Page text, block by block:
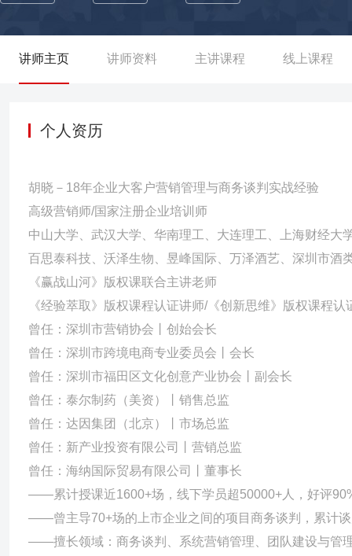
人（其中超过15人提升为各级经理）。 02-【曾代表美国泰尔制
时间实现营业额从21万到年底的2000万。打造了一支狼性团队。
队，之后根据团队特点做好制度建设，培育好团队领导层，用授
业在面对上市企业和外资企业强劲对手的情况下，谈下了壳牌、
导BST成为当下汽车后市场细分领域的头部企业。 06-【香港万
陪伴成长，在资源有限的状态下把培养学用到极致，企业开发了
业把厚利适销应用得很好。 07-【JCG路由器营销辅导项目咨询】
币。 08-【跨境电商企业产品创新项目辅导】 开发出浮潜面罩，
【深圳麦轩月饼团购模式辅导】 从年销售额800万，到2022年销售
讲师主页 讲师资料 主讲课程 线上课程
个人资历
胡晓－18年企业大客户营销管理与商务谈判实战经验
高级营销师/国家注册企业培训师
中山大学、武汉大学、华南理工、大连理工、上海财经大
百思泰科技、沃泽生物、昱峰国际、万泽酒艺、深圳市
《赢战山河》版权课联合主讲老师
《经验萃取》版权课程认证讲师/《创新思维》版权课程认
曾任：深圳市营销协会丨创始会长
曾任：深圳市跨境电商专业委员会丨会长
曾任：深圳市福田区文化创意产业协会丨副会长
曾任：泰尔制药（美资）丨销售总监
曾任：达因集团（北京）丨市场总监
曾任：新产业投资有限公司丨营销总监
曾任：海纳国际贸易有限公司丨董事长
——累计授课近1600+场，线下学员超50000+人，好评
——曾主导70+场的上市企业之间的项目商务谈判，累计
——擅长领域：商务谈判、系统营销管理、团队建设与管